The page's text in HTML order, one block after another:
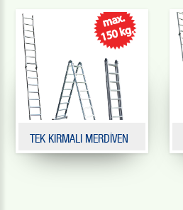
TEK KIRMALI MERDİVEN